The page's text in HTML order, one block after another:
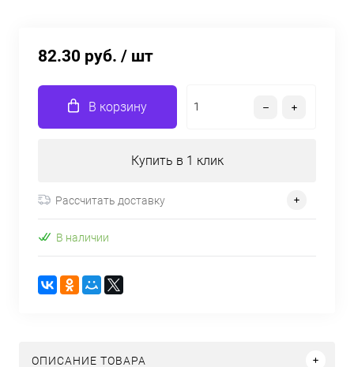
82.30 руб. / шт
В корзину
Купить в 1 клик
Рассчитать доставку
В наличии
ОПИСАНИЕ ТОВАРА